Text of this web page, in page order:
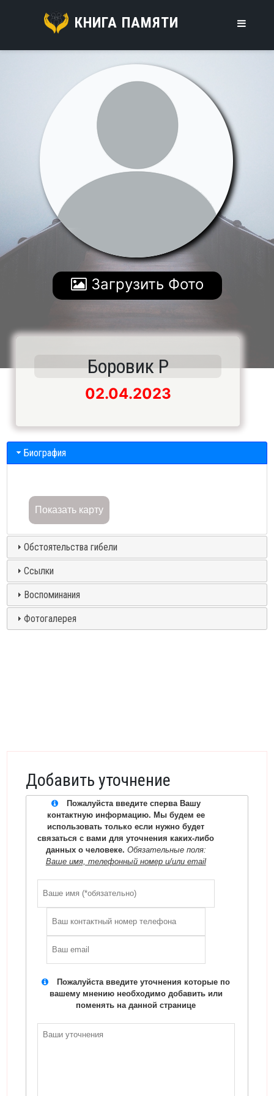
КНИГА ПАМЯТИ
Загрузить Фото
Боровик Р
02.04.2023
Биография
Показать карту
Обстоятельства гибели
Ссылки
Воспоминания
Фотогалерея
Добавить уточнение
Пожалуйста введите сперва Вашу
контактную информацию. Мы будем ее
использовать только если нужно будет
связаться с вами для уточнения каких-либо
данных о человеке. Обязательные поля:
Ваше имя, телефонный номер и/или email
Пожалуйста введите уточнения которые по
вашему мнению необходимо добавить или
поменять на данной странице